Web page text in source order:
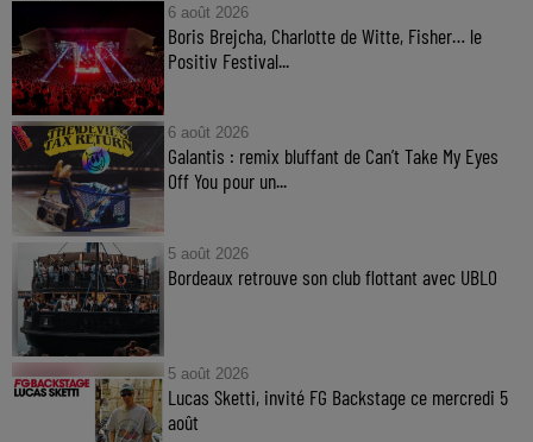
6 août 2026
Boris Brejcha, Charlotte de Witte, Fisher… le
Positiv Festival...
6 août 2026
Galantis : remix bluffant de Can’t Take My Eyes
Off You pour un...
5 août 2026
Bordeaux retrouve son club flottant avec UBLO
5 août 2026
Lucas Sketti, invité FG Backstage ce mercredi 5
août